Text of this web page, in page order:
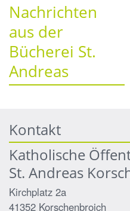
Nachrichten
aus der
Bücherei St.
Andreas
Kontakt
Katholische
St. Andreas
Kirchplatz 2a
41352 Korschenbroich